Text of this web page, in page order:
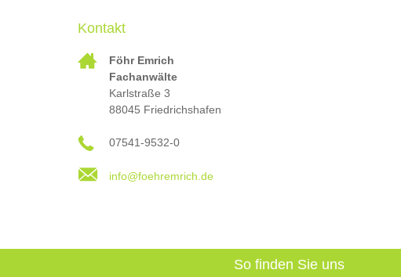
Kontakt
Föhr Emrich
Fachanwälte
Karlstraße 3
88045 Friedrichshafen
07541-9532-0
info@foehremrich.de
So finden Sie uns